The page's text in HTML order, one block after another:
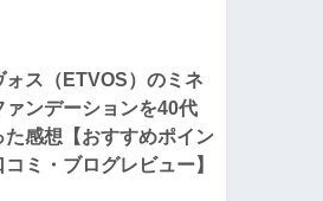
ォス（ETVOS）のミネ
ァンデーションを40代
た感想【おすすめポイン
コミ・ブログレビュー】